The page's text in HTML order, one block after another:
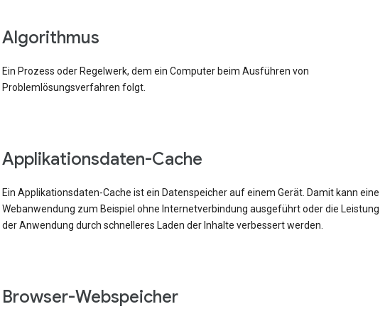
Algorithmus
Ein Prozess oder Regelwerk, dem ein Computer beim Ausführen von
Problemlösungsverfahren folgt.
Applikationsdaten-Cache
Ein Applikationsdaten-Cache ist ein Datenspeicher auf einem Gerät. Damit kann eine
Webanwendung zum Beispiel ohne Internetverbindung ausgeführt oder die Leistung
der Anwendung durch schnelleres Laden der Inhalte verbessert werden.
Browser-Webspeicher